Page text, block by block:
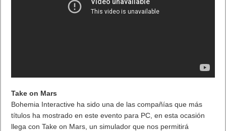
Take on Mars
Bohemia Interactive ha sido una de las compañías que más
títulos ha mostrado en este evento para PC, en esta ocasión
llega con Take on Mars, un simulador que nos permitirá